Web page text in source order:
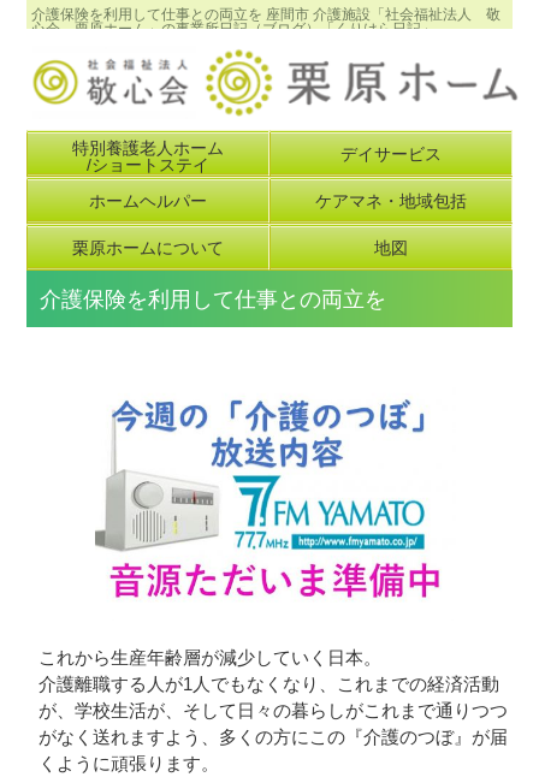
介護保険を利用して仕事との両立を 座間市 介護施設「社会福祉法人 敬
心会 栗原ホーム」の事業所日記（ブログ）「くりはら日記」
特別養護老人ホーム
/ショートステイ
デイサービス
ホームヘルパー ケアマネ・地域包括
栗原ホームについて 地図
介護保険を利用して仕事との両立を
これから生産年齢層が減少していく日本。
介護離職する人が1人でもなくなり、これまでの経済活動
が、学校生活が、そして日々の暮らしがこれまで通りつつ
がなく送れますよう、多くの方にこの『介護のつぼ』が届
くように頑張ります。